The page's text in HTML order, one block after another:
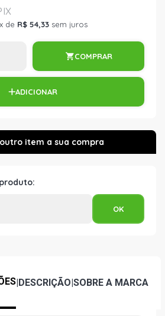
de R$ 54,33 sem juros
COMPRAR
ADICIONAR
|DESCRIÇÃO|SOBRE A MARCA